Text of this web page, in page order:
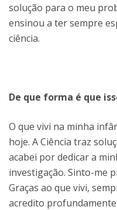
solução para o meu
ensinou a ter sempre
ciência.
De que forma é que
O que vivi na minha
hoje. A Ciência traz
acabei por dedicar a
investigação. Sinto-me
Graças ao que vivi,
acredito